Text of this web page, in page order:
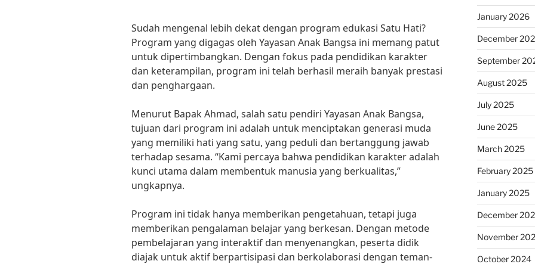
Sudah mengenal lebih dekat dengan program edukasi Satu Hati?
Program yang digagas oleh Yayasan Anak Bangsa ini memang patut
untuk dipertimbangkan. Dengan fokus pada pendidikan karakter
dan keterampilan, program ini telah berhasil meraih banyak prestasi
dan penghargaan.
Menurut Bapak Ahmad, salah satu pendiri Yayasan Anak Bangsa,
tujuan dari program ini adalah untuk menciptakan generasi muda
yang memiliki hati yang satu, yang peduli dan bertanggung jawab
terhadap sesama. “Kami percaya bahwa pendidikan karakter adalah
kunci utama dalam membentuk manusia yang berkualitas,”
ungkapnya.
Program ini tidak hanya memberikan pengetahuan, tetapi juga
memberikan pengalaman belajar yang berkesan. Dengan metode
pembelajaran yang interaktif dan menyenangkan, peserta didik
diajak untuk aktif berpartisipasi dan berkolaborasi dengan teman-
January 2026
December
September
August 2025
July 2025
June 2025
March 2025
February 2025
January 2025
December
November
October 2024